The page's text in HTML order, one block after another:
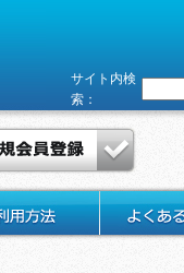
サイト内検
索：